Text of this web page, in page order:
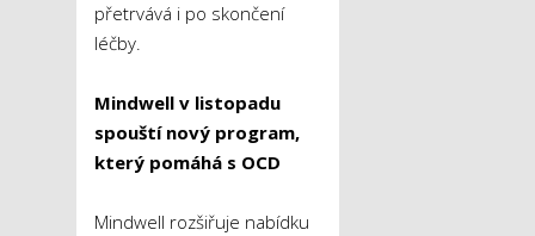
přetrvává i po skončení
léčby.
Mindwell v listopadu
spouští nový program,
který pomáhá s OCD
Mindwell rozšiřuje nabídku